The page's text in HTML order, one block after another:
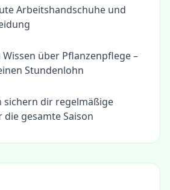
Arbeitshandschuhe und
über Pflanzenpflege –
Stundenlohn
sichern dir regelmäßige
gesamte Saison